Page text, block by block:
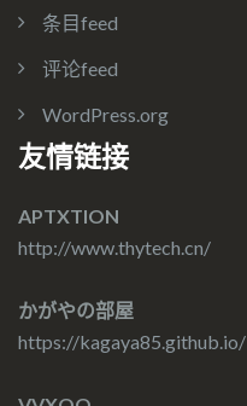
条目feed
评论feed
WordPress.org
友情链接
APTXTION
http://www.thytech.cn/
かがやの部屋
https://kagaya85.github.io/